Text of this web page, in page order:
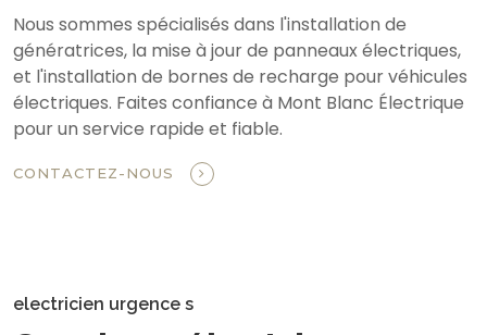
Nous sommes spécialisés dans l'installation de
génératrices, la mise à jour de panneaux électriques,
et l'installation de bornes de recharge pour véhicules
électriques. Faites confiance à Mont Blanc Électrique
pour un service rapide et fiable.
CONTACTEZ-NOUS
electricien urgence s